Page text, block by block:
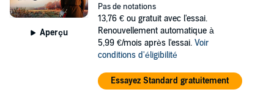
Aperçu
Pas de notations
13,76 € ou gratuit avec l'essai.
Renouvellement automatique à
5,99 €/mois après l'essai. Voir
conditions d'éligibilité
Essayez Standard gratuitement